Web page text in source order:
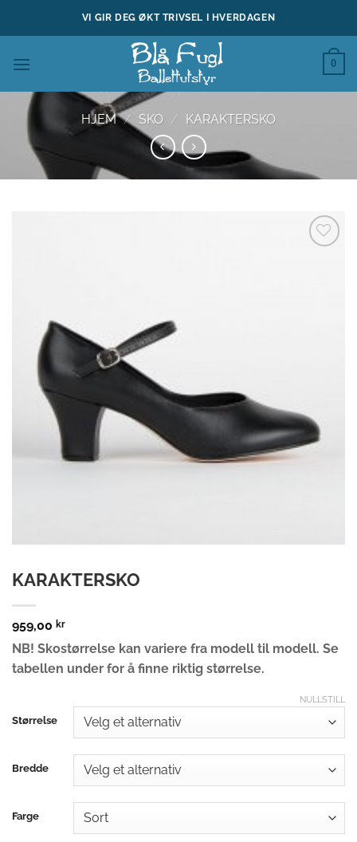
VI GIR DEG ØKT TRIVSEL I HVERDAGEN
0
HJEM / SKO / KARAKTERSKO
KARAKTERSKO
959,00 kr
NB! Skostørrelse kan variere fra modell til modell. Se
tabellen under for å finne riktig størrelse.
Størrelse
Bredde
Farge
NULLSTILL